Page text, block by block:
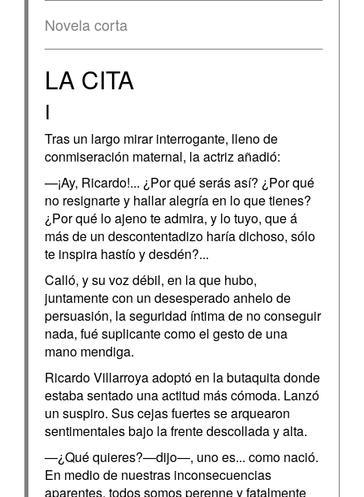
Novela corta
LA CITA
I
Tras un largo mirar interrogante, lleno de
conmiseración maternal, la actriz añadió:
—¡Ay, Ricardo!... ¿Por qué serás así? ¿Por qué
no resignarte y hallar alegría en lo que tienes?
¿Por qué lo ajeno te admira, y lo tuyo, que á
más de un descontentadizo haría dichoso, sólo
te inspira hastío y desdén?...
Calló, y su voz débil, en la que hubo,
juntamente con un desesperado anhelo de
persuasión, la seguridad íntima de no conseguir
nada, fué suplicante como el gesto de una
mano mendiga.
Ricardo Villarroya adoptó en la butaquita donde
estaba sentado una actitud más cómoda. Lanzó
un suspiro. Sus cejas fuertes se arquearon
sentimentales bajo la frente descollada y alta.
—¿Qué quieres?—dijo—, uno es... como nació.
En medio de nuestras inconsecuencias
aparentes, todos somos perenne y fatalmente